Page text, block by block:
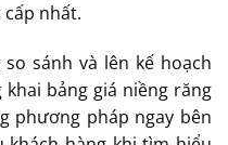
cấp nhất.
sánh và lên kế hoạch
bảng giá niềng răng
phương pháp ngay bên